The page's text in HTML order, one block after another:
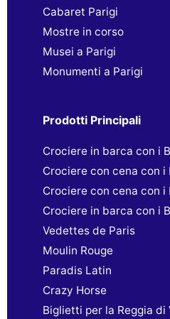
Cabaret Parigi
Mostre in corso
Musei a Parigi
Monumenti a Parigi
Prodotti Principali
Crociere in barca con i
Crociere con cena con i
Crociere con cena con i
Crociere in barca con i
Vedettes de Paris
Moulin Rouge
Paradis Latin
Crazy Horse
Biglietti per la Reggia di